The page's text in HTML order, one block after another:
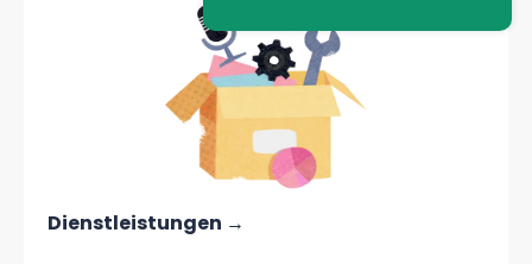
Dienstleistungen →